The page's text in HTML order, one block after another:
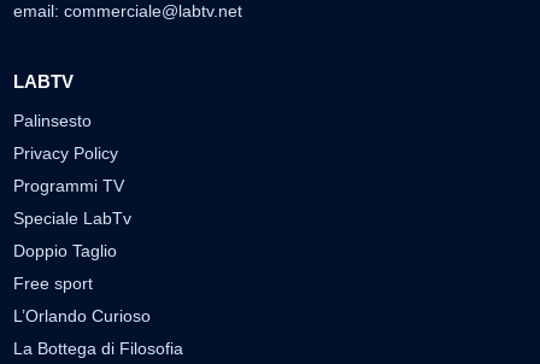
email: commerciale@labtv.net
LABTV
Palinsesto
Privacy Policy
Programmi TV
Speciale LabTv
Doppio Taglio
Free sport
L’Orlando Curioso
La Bottega di Filosofia